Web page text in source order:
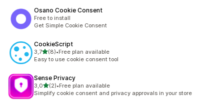
Osano Cookie Consent
Free to install
Get Simple Cookie Consent
CookieScript
3,7/ 5 tähteä
(8)
8 arvostelua yhteensä
•Free plan available
Easy to use cookie consent tool
Sense Privacy
3,0/ 5 tähteä
(2)
2 arvostelua yhteensä
•Free plan available
Simplify cookie consent and privacy approvals in your store